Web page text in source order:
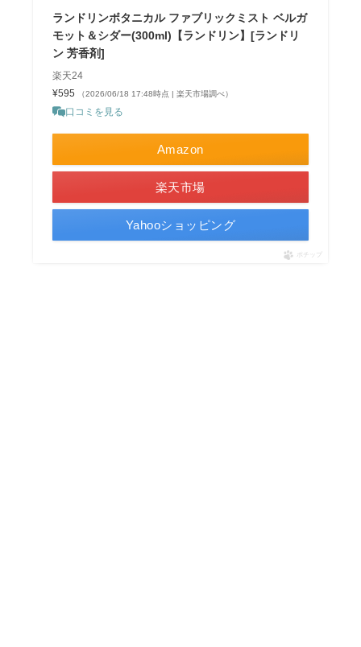
ランドリンボタニカル ファブリックミスト ベルガ
モット＆シダー(300ml)【ランドリン】[ランドリ
ン 芳香剤]
楽天24
¥595
（2026/06/18 17:48時点 | 楽天市場調べ）
口コミを見る
Amazon
楽天市場
Yahooショッピング
ポチップ